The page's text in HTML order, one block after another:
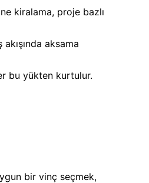
kiralama, proje bazlı
aksama
bu yükten kurtulur.
bir vinç seçmek,